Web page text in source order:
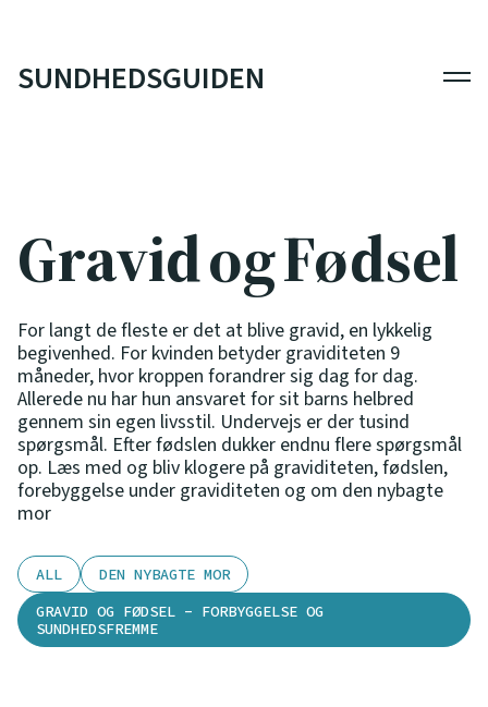
SUNDHEDSGUIDEN
Gravid og Fødsel
For langt de fleste er det at blive gravid, en lykkelig
begivenhed. For kvinden betyder graviditeten 9
måneder, hvor kroppen forandrer sig dag for dag.
Allerede nu har hun ansvaret for sit barns helbred
gennem sin egen livsstil. Undervejs er der tusind
spørgsmål. Efter fødslen dukker endnu flere spørgsmål
op. Læs med og bliv klogere på graviditeten, fødslen,
forebyggelse under graviditeten og om den nybagte
mor
ALL
DEN NYBAGTE MOR
GRAVID OG FØDSEL - FORBYGGELSE OG
SUNDHEDSFREMME